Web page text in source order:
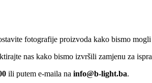
fotografije proizvoda kako bismo
nas kako bismo izvršili zamjenu za
ili putem e-maila na info@b-light.ba.